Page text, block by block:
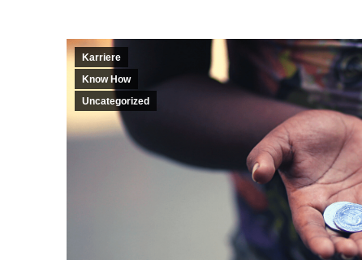
Karriere
Know How
Uncategorized